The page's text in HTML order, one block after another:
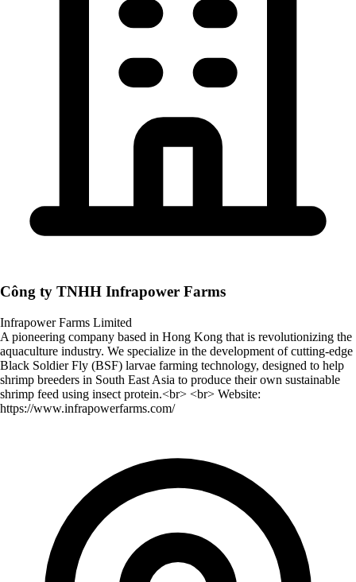
Công ty TNHH Infrapower Farms
Infrapower Farms Limited
A pioneering company based in Hong Kong that is revolutionizing the
aquaculture industry. We specialize in the development of cutting-edge
Black Soldier Fly (BSF) larvae farming technology, designed to help
shrimp breeders in South East Asia to produce their own sustainable
shrimp feed using insect protein.<br> <br> Website:
https://www.infrapowerfarms.com/